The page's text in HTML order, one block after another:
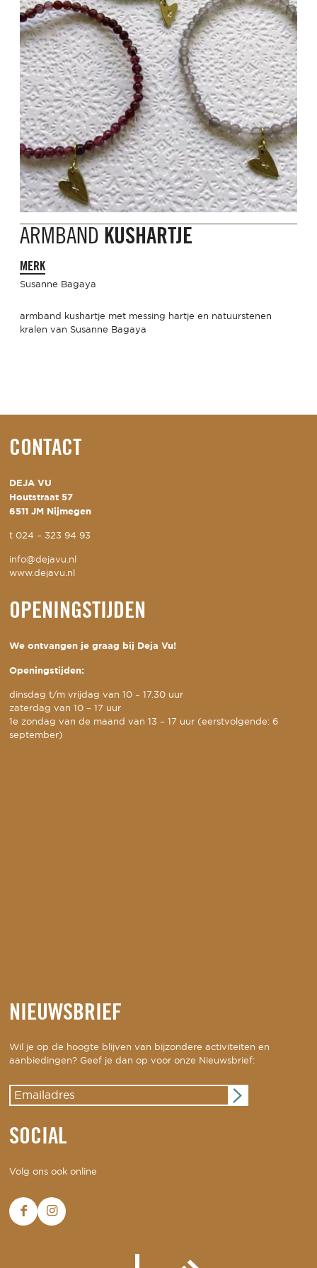
ARMBAND KUSHARTJE
MERK
Susanne Bagaya
armband kushartje met messing hartje en natuurstenen
kralen van Susanne Bagaya
CONTACT
DEJA VU
Houtstraat 57
6511 JM Nijmegen
t024 – 323 94 93
info@dejavu.nl
www.dejavu.nl
OPENINGSTIJDEN
We ontvangen je graag bij Deja Vu!
Openingstijden:
dinsdag t/m vrijdag van 10 – 17.30 uur
zaterdag van 10 – 17 uur
1e zondag van de maand van 13 – 17 uur (eerstvolgende: 6
september)
NIEUWSBRIEF
Wil je op de hoogte blijven van bijzondere activiteiten en
aanbiedingen? Geef je dan op voor onze Nieuwsbrief:
SOCIAL
Volg ons ook online